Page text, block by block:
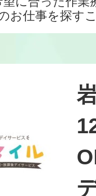
お仕事を探す